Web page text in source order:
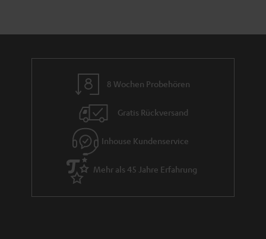
8 Wochen Probehören
Gratis Rückversand
Inhouse Kundenservice
Mehr als 45 Jahre Erfahrung